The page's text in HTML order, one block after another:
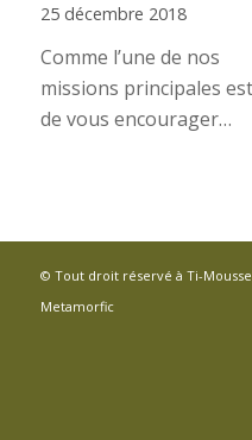
25 décembre 2018
Comme l’une de nos
missions principales est
de vous encourager…
© Tout droit réservé à Ti-
Metamorfic